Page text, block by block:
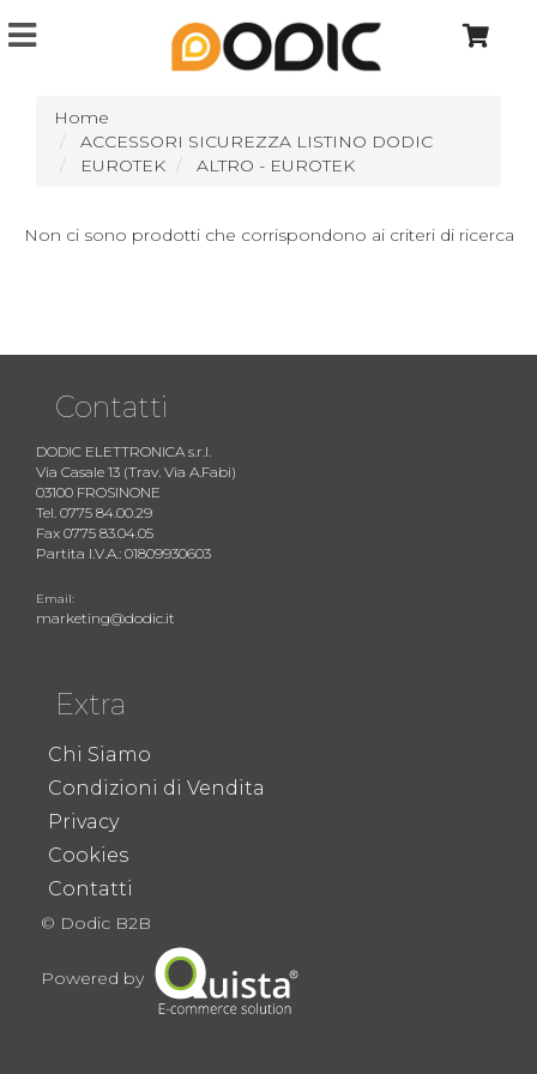
Home
ACCESSORI SICUREZZA LISTINO DODIC
EUROTEK
ALTRO - EUROTEK
Non ci sono prodotti che corrispondono ai criteri di ricerca
Contatti
DODIC ELETTRONICA s.r.l.
Via Casale 13 (Trav. Via A.Fabi)
03100 FROSINONE
Tel. 0775 84.00.29
Fax 0775 83.04.05
Partita I.V.A.: 01809930603
Email:
marketing@dodic.it
Extra
Chi Siamo
Condizioni di Vendita
Privacy
Cookies
Contatti
© Dodic B2B
Powered by